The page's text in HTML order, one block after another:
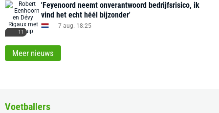
11
'Feyenoord neemt onverantwoord bedrijfsrisico, ik
vind het echt héél bijzonder'
7 aug. 18:25
Meer nieuws
Voetballers